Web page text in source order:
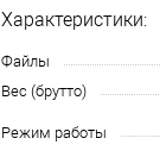
Характеристики:
Файлы
Вес (брутто)
Режим работы